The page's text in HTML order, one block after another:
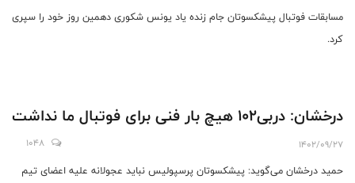
مسابقات فوتبال پیشکسوتان جام زنده یاد یونس شکوری دهمین روز خود را سپری
کرد.
درخشان: دربی۱۰۲ هیچ بار فنی برای فوتبال ما نداشت
1402/09/27
1048
حمید درخشان می‌گوید: پیشکسوتان پرسپولیس نباید عجولانه علیه اعضای تیم